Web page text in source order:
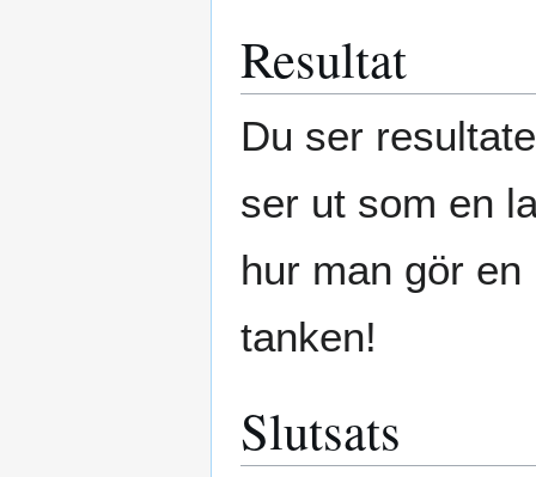
Resultat
Du ser
ser ut som en
hur man gör
tanken!
Slutsats